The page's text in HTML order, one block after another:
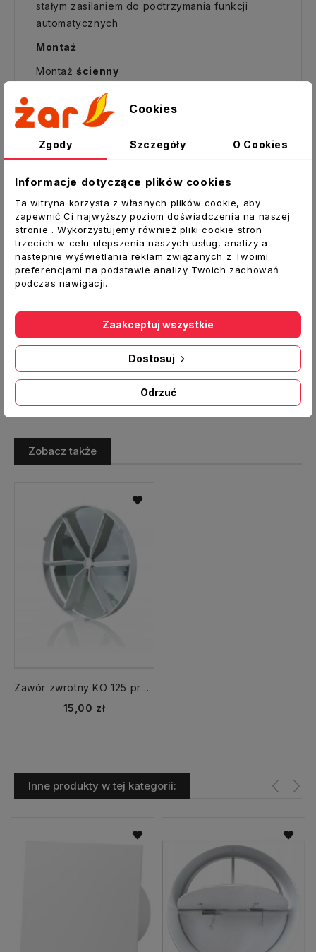
stałym zasilaniem do podtrzymania funkcji
automatycznych
Montaż
Montażścienny
montować bezpośrednio w otworze szybu
wentylacyjnego
Prawidłowy montaż do ściany powinien
odbywać się za pomocą wkrętów-
Cechy konstrukcyjne:
Obudowa i wirnik wykonane są z wysokiej
jakości tworzywa - ABS, odpornego na
uszkodzenia mechaniczne oraz działanie
promieni UV.
Wysoka klasa ochrony IP34 sprawia, że
wentylator jest idealnym rozwiązaniem do
wentylacji łazienek. Elektroniczne komponenty
wentylatora są ukryte wewnątrz hermetycznych
Zobacz także
Zawór zwrotny KO 125 przepustnica
Cena
15,00 zł
Inne produkty w tej kategorii:
Cookies
Zgody Szczegóły O Cookies
Informacje dotyczące plików cookies
Ta witryna korzysta z własnych plików cookie, aby
zapewnić Ci najwyższy poziom doświadczenia na naszej
stronie . Wykorzystujemy również pliki cookie stron
trzecich w celu ulepszenia naszych usług, analizy a
nastepnie wyświetlania reklam związanych z Twoimi
preferencjami na podstawie analizy Twoich zachowań
podczas nawigacji.
Odrzuć
Dostosuj
Zaakceptuj wszystkie